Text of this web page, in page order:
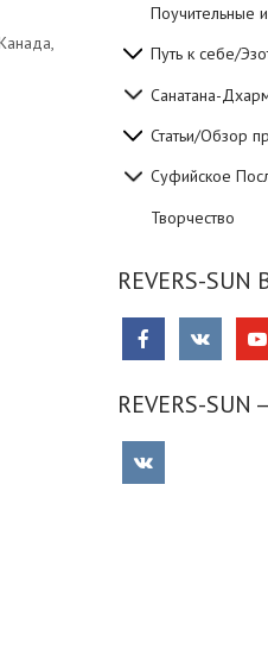
Поучительные
Путь к себе/
Санатана-
Статьи/Обзор
Суфийское
Творчество
REVERS-
REVERS-